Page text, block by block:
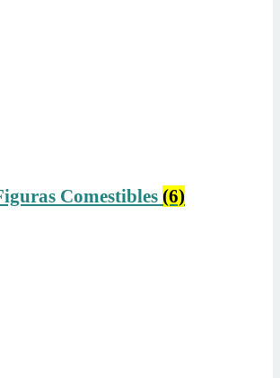
Comestibles (6)